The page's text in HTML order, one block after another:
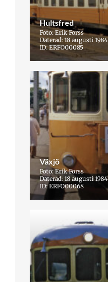
Hultsfred
Foto: Erik Forss
Daterad: 18 augusti 1984
ID: ERFO00085
Växjö
Foto: Erik Forss
Daterad: 18 augusti 1984
ID: ERFO00068